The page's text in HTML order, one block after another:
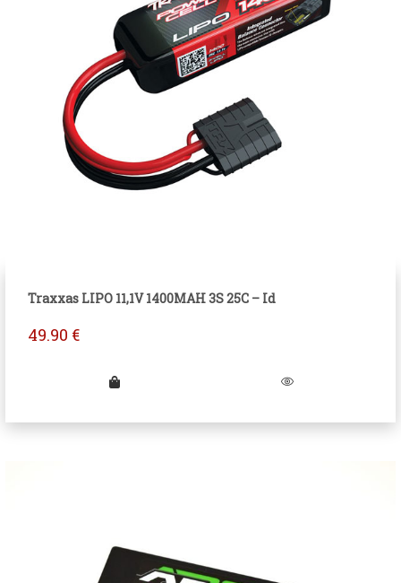
Traxxas LIPO 11,1V 1400MAH 3S 25C – Id
49.90 €